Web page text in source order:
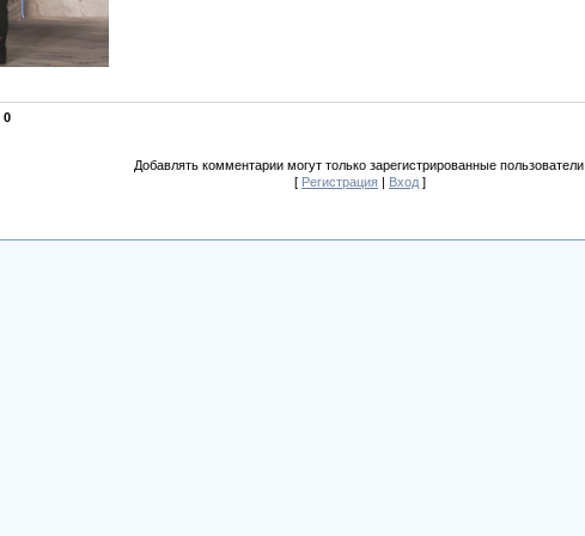
0
Добавлять комментарии могут только зарегистрированные пользователи.
[ Регистрация | Вход ]